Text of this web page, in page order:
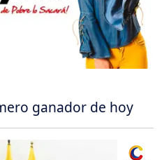
ganador de hoy